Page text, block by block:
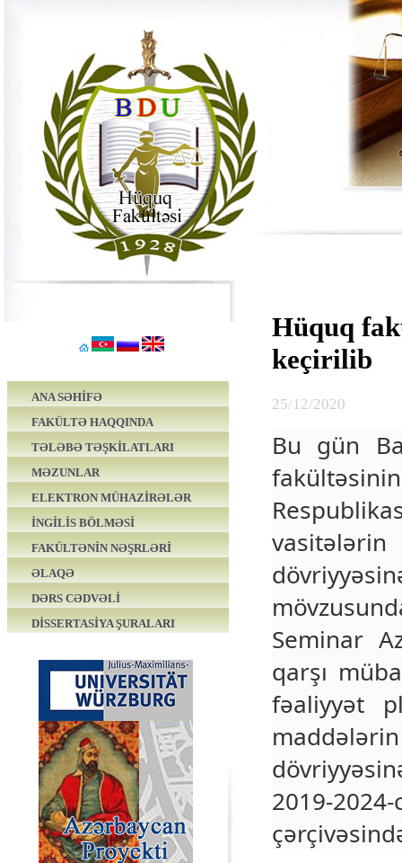
ANA SƏHİFƏ
FAKÜLTƏ HAQQINDA
TƏLƏBƏ TƏŞKİLATLARI
MƏZUNLAR
ELEKTRON MÜHAZİRƏLƏR
İNGİLİS BÖLMƏSİ
FAKÜLTƏNİN NƏŞRLƏRİ
ƏLAQƏ
DƏRS CƏDVƏLİ
DİSSERTASİYA ŞURALARI
Hüquq
keçirilib
25/12/2020
Bu gün
Seminar
qarşı
fəaliyyət
2019-